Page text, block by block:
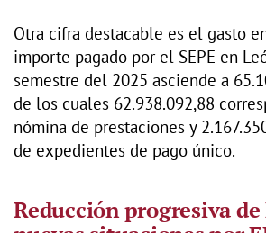
Otra cifra destacable es el gasto
importe pagado por el SEPE en
semestre del 2025 asciende a
de los cuales 62.938.092,88
nómina de prestaciones y
de expedientes de pago único.
Reducción progresiva de